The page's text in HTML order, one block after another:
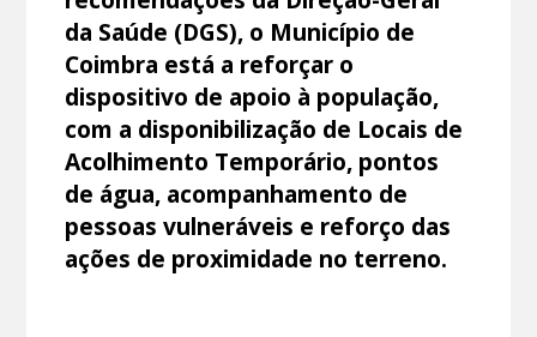
da Saúde (DGS), o Município de
Coimbra está a reforçar o
dispositivo de apoio à população,
com a disponibilização de Locais de
Acolhimento Temporário, pontos
de água, acompanhamento de
pessoas vulneráveis e reforço das
ações de proximidade no terreno.